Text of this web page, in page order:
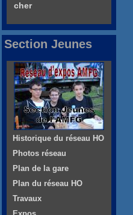
cher
Section Jeunes
Historique du réseau HO
Photos réseau
Plan de la gare
Plan du réseau HO
Travaux